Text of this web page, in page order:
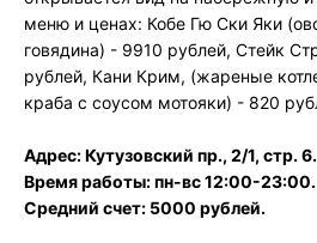
меню и ценах: Кобе Гю Ски Яки
говядина) - 9910 рублей, Стейк
рублей, Кани Крим, (жареные
краба с соусом мотояки) - 820
Адрес: Кутузовский пр., 2/1, стр. 6.
Время работы: пн-вс 12:00-23:00.
Средний счет: 5000 рублей.